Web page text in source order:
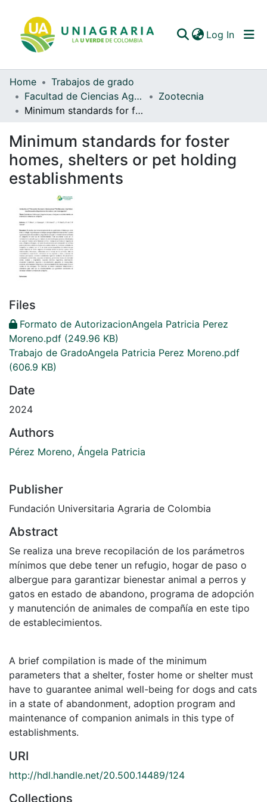
Log In
Communities & Collections
All of DSpace
Statistics
Home
Trabajos de grado
Facultad de Ciencias Agrarias
Zootecnia
Minimum standards for foster homes, shelters or pet holding establishments
Minimum standards for foster
homes, shelters or pet holding
establishments
Files
Formato de AutorizacionAngela Patricia Perez
Moreno.pdf (249.96 KB)
Trabajo de GradoAngela Patricia Perez Moreno.pdf
(606.9 KB)
Date
2024
Authors
Pérez Moreno, Ángela Patricia
Publisher
Fundación Universitaria Agraria de Colombia
Abstract
Se realiza una breve recopilación de los parámetros
mínimos que debe tener un refugio, hogar de paso o
albergue para garantizar bienestar animal a perros y
gatos en estado de abandono, programa de adopción
y manutención de animales de compañía en este tipo
de establecimientos.
A brief compilation is made of the minimum
parameters that a shelter, foster home or shelter must
have to guarantee animal well-being for dogs and cats
in a state of abandonment, adoption program and
maintenance of companion animals in this type of
establishments.
URI
http://hdl.handle.net/20.500.14489/124
Collections